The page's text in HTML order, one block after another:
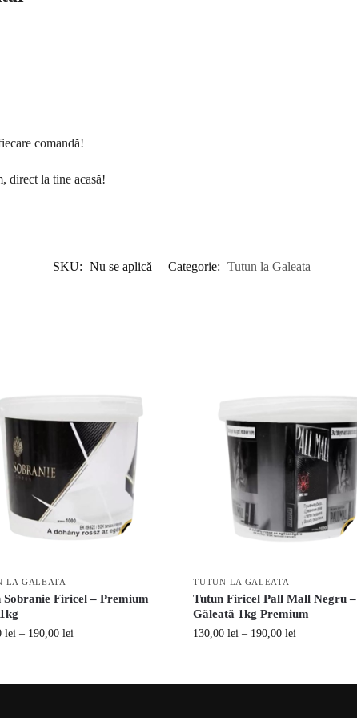
comandă!
direct la tine acasă!
SKU: Nu se aplică Categorie: Tutun la Galeata
LA GALEATA
Sobranie Firicel – Premium
lei – 190,00 lei
TUTUN LA GALEATA
Tutun Firicel Pall Mall Negru –
Găleată 1kg Premium
130,00lei – 190,00lei